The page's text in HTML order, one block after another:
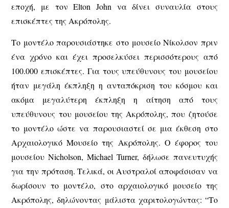
εποχή, με τον Elton John να δίνει συναυλία στους
επισκέπτες της Ακρόπολης.
Το μοντέλο παρουσιάστηκε στο μουσείο Νίκολσον πριν
ένα χρόνο και έχει προσελκύσει περισσότερους από
100.000 επισκέπτες. Για τους υπεύθυνους του μουσείου
ήταν μεγάλη έκπληξη η ανταπόκριση του κόσμου και
ακόμα μεγαλύτερη έκπληξη η αίτηση από τους
υπεύθυνους του μουσείου της Ακρόπολης, που ζητούσε
το μοντέλο ώστε να παρουσιαστεί σε μια έκθεση στο
Αρχαιολογικό Μουσείο της Ακρόπολης. Ο έφορος του
μουσείου Nicholson, Michael Turner, δήλωσε πανευτυχής
για την πρόταση. Τελικά, οι Αυστραλοί αποφάσισαν να
δωρίσουν το μοντέλο, στο αρχαιολογικό μουσείο της
Ακρόπολης, δηλώνοντας μάλιστα χαριτολογώντας: “Το